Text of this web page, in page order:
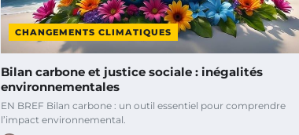
CHANGEMENTS CLIMATIQUES
Bilan carbone et justice sociale : inégalités
environnementales
EN BREF Bilan carbone : un outil essentiel pour comprendre
l’impact environnemental.